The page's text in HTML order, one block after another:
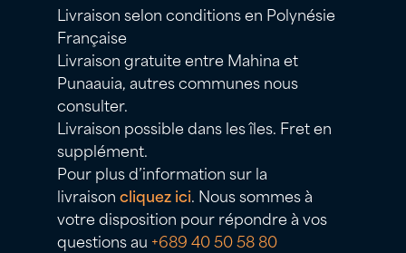
Livraison selon conditions en Polynésie
Française
Livraison gratuite entre Mahina et
Punaauia, autres communes nous
consulter.
Livraison possible dans les îles. Fret en
supplément.
Pour plus d’information sur la
livraisoncliquez ici. Nous sommes à
votre disposition pour répondre à vos
questions au +689 40 50 58 80